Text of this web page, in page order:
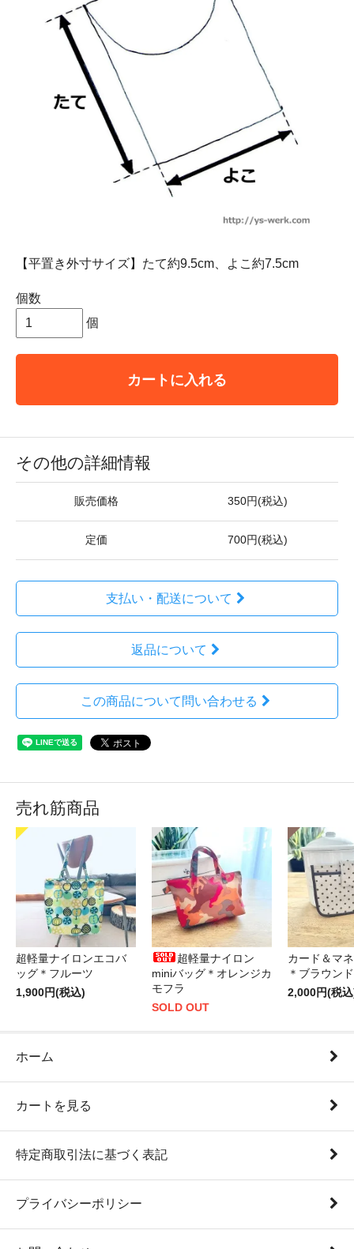
【平置き外寸サイズ】たて約9.5cm、よこ約7.5cm
個数
個
カートに入れる
その他の詳細情報
販売価格 350円(税込)
定価 700円(税込)
支払い・配送について
返品について
この商品について問い合わせる
売れ筋商品
超軽量ナイロンエコバ
ッグ＊フルーツ
1,900円(税込)
超軽量ナイロン
miniバッグ＊オレンジカ
モフラ
SOLD OUT
カード＆マ
＊ブラウン
2,000円(税
ホーム
カートを見る
特定商取引法に基づく表記
プライバシーポリシー